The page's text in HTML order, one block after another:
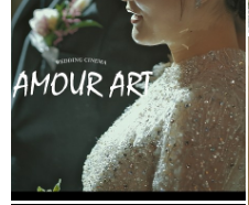
(프리미엄추가상품)